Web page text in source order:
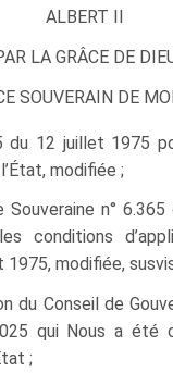
ALBERT II
LA GRÂCE DE
SOUVERAIN DE
du 12 juillet 1975
modifiée ;
Souveraine n°
conditions
1975, modifiée,
du Conseil de
qui Nous a été
;